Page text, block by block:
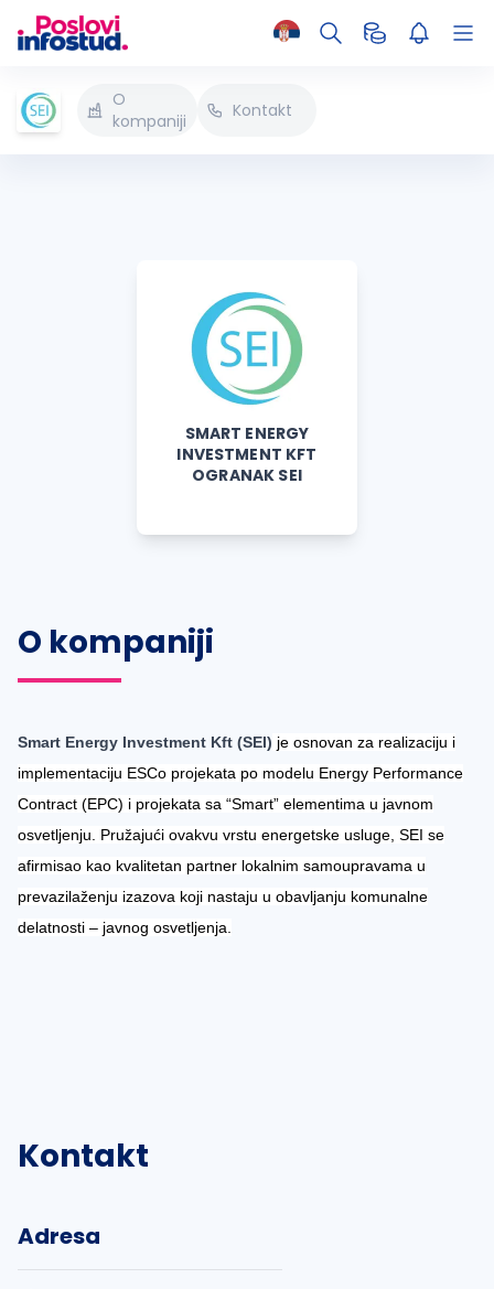
O
kompaniji
Kontakt
SMART ENERGY
INVESTMENT KFT
OGRANAK SEI
O kompaniji
Smart Energy Investment Kft (SEI) je osnovan za realizaciju i
implementaciju ESCo projekata po modelu Energy Performance
Contract (EPC) i projekata sa “Smart” elementima u javnom
osvetljenju. Pružajući ovakvu vrstu energetske usluge, SEI se
afirmisao kao kvalitetan partner lokalnim samoupravama u
prevazilaženju izazova koji nastaju u obavljanju komunalne
delatnosti – javnog osvetljenja.
Kontakt
Adresa